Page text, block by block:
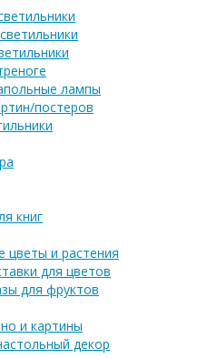
лампы
постеров
книг
цветы и растения
для цветов
для фруктов
и картины
декор